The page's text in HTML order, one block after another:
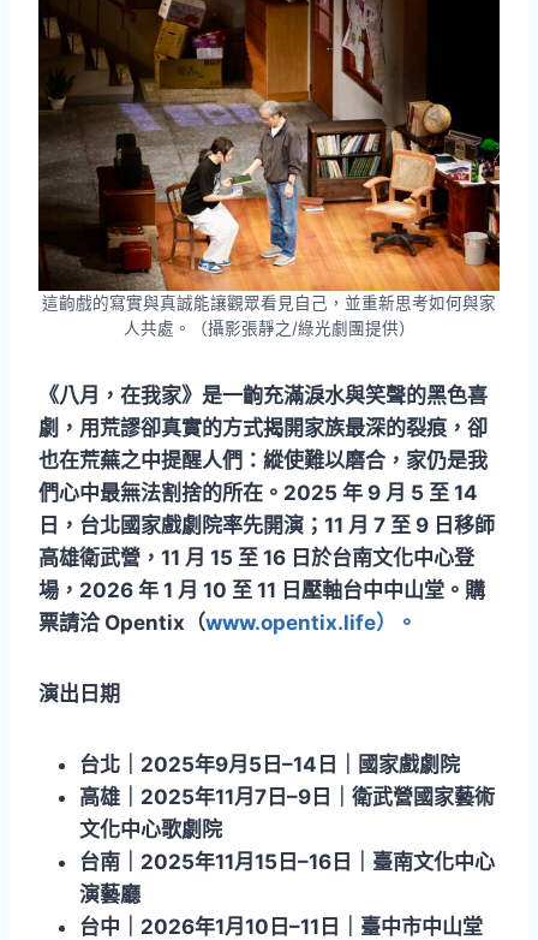
這齣戲的寫實與真誠能讓觀眾看見自己，並重新思考如何與家
人共處。（攝影張靜之/綠光劇團提供）
《八月，在我家》是一齣充滿淚水與笑聲的黑色喜
劇，用荒謬卻真實的方式揭開家族最深的裂痕，卻
也在荒蕪之中提醒人們：縱使難以磨合，家仍是我
們心中最無法割捨的所在。2025 年 9 月 5 至 14
日，台北國家戲劇院率先開演；11 月 7 至 9 日移師
高雄衛武營，11 月 15 至 16 日於台南文化中心登
場，2026 年 1 月 10 至 11 日壓軸台中中山堂。購
票請洽 Opentix（www.opentix.life）。
演出日期
台北｜2025年9月5日–14日｜國家戲劇院
高雄｜2025年11月7日–9日｜衛武營國家藝術
文化中心歌劇院
台南｜2025年11月15日–16日｜臺南文化中心
演藝廳
台中｜2026年1月10日–11日｜臺中市中山堂